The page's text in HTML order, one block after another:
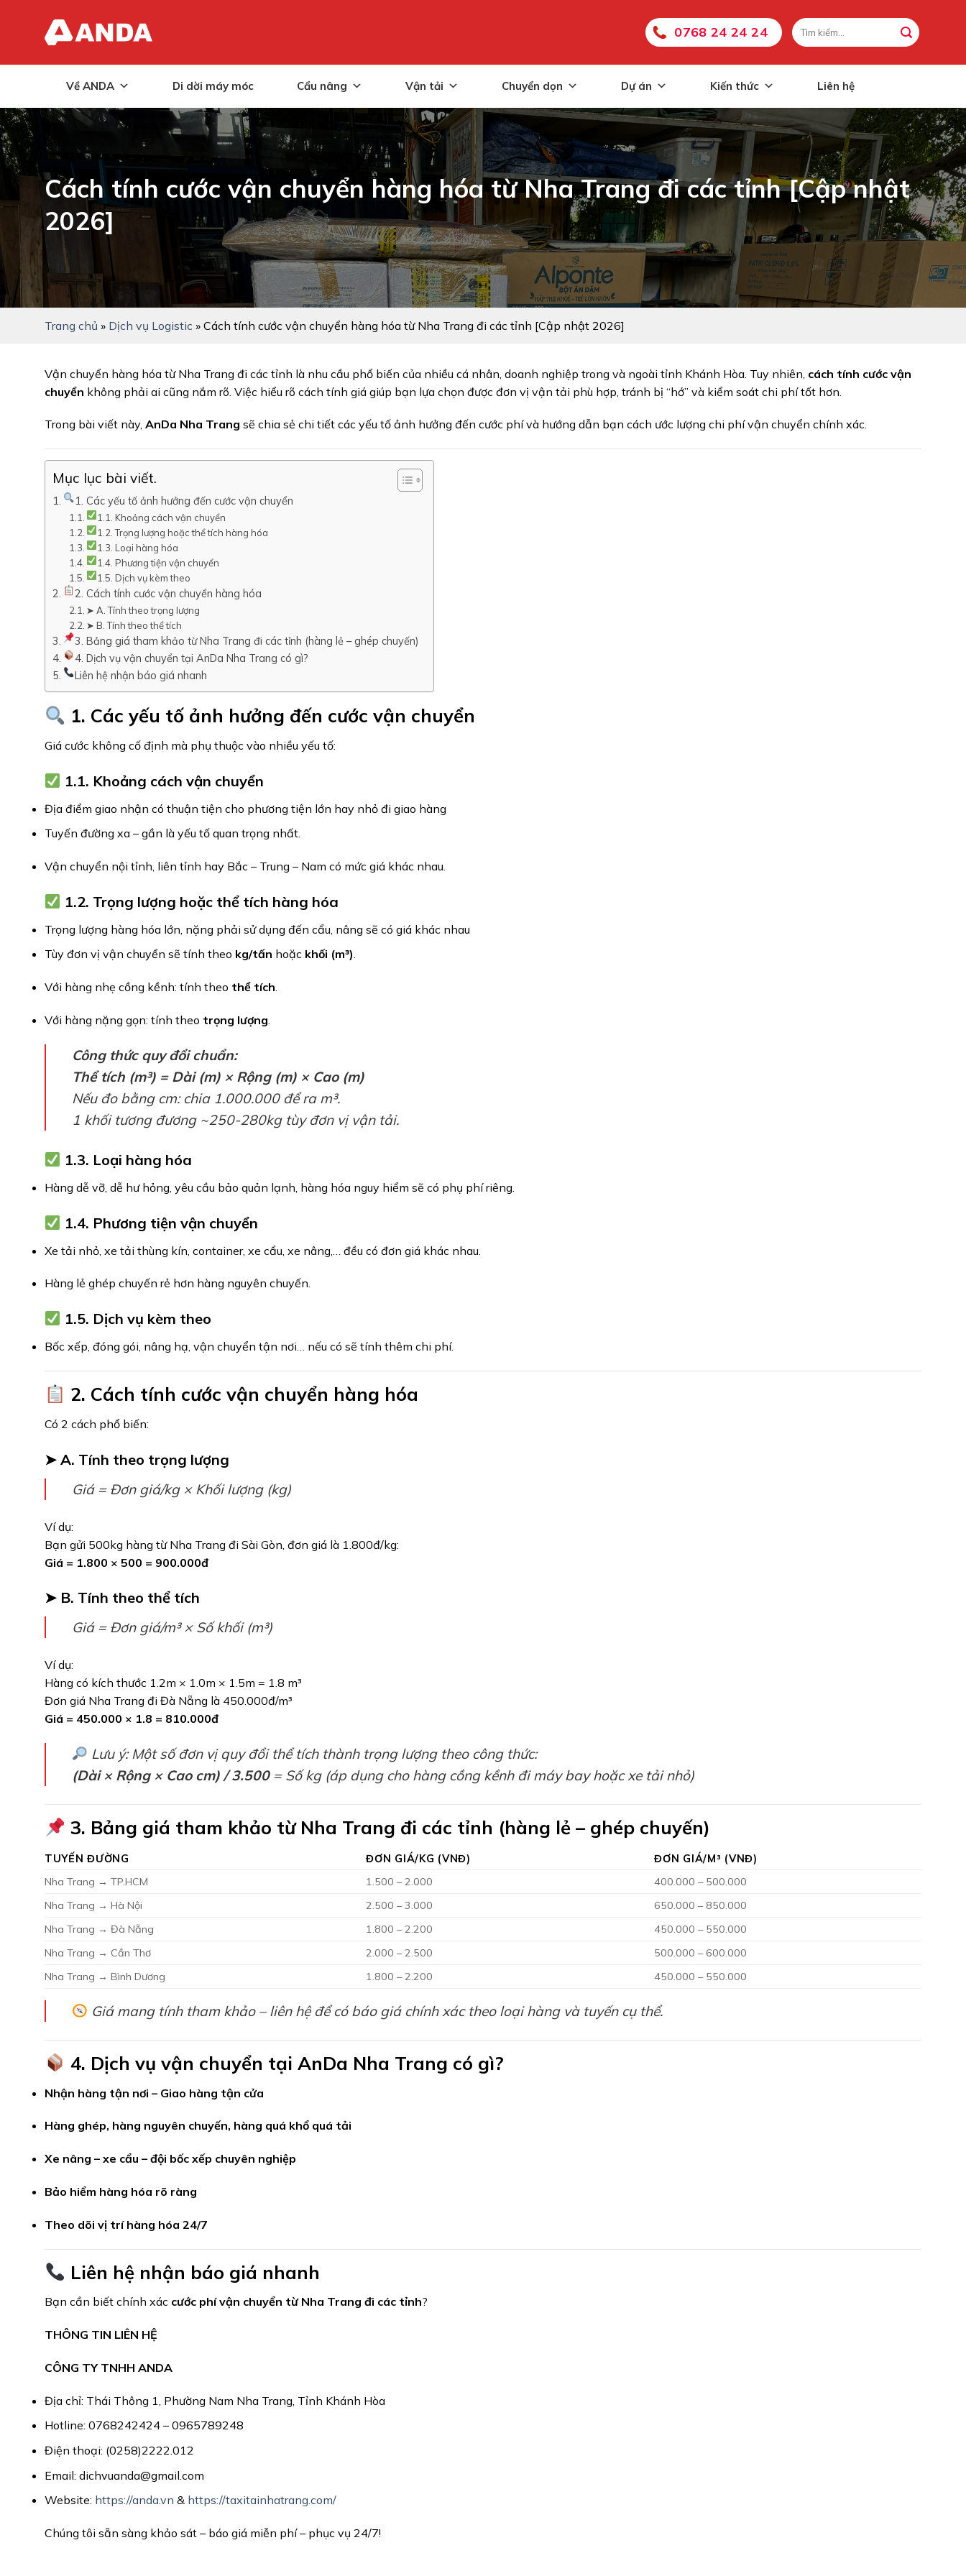
0768 24 24 24
Về ANDA Di dời máy móc Cẩu nâng Vận tải Chuyển dọn Dự án Kiến thức Liên hệ
Cách tính cước vận chuyển hàng hóa từ Nha Trang đi các tỉnh [Cập nhật
2026]
Trang chủ » Dịch vụ Logistic » Cách tính cước vận chuyển hàng hóa từ Nha Trang đi các tỉnh [Cập nhật 2026]
Vận chuyển hàng hóa từ Nha Trang đi các tỉnh là nhu cầu phổ biến của nhiều cá nhân, doanh nghiệp trong và ngoài tỉnh Khánh Hòa. Tuy nhiên, cách tính cước vận
chuyển không phải ai cũng nắm rõ. Việc hiểu rõ cách tính giá giúp bạn lựa chọn được đơn vị vận tải phù hợp, tránh bị “hớ” và kiểm soát chi phí tốt hơn.
Trong bài viết này, AnDa Nha Trang sẽ chia sẻ chi tiết các yếu tố ảnh hưởng đến cước phí và hướng dẫn bạn cách ước lượng chi phí vận chuyển chính xác.
Mục lục bài viết.
1. Các yếu tố ảnh hưởng đến cước vận chuyển
1.1. Khoảng cách vận chuyển
1.2. Trọng lượng hoặc thể tích hàng hóa
1.3. Loại hàng hóa
1.4. Phương tiện vận chuyển
1.5. Dịch vụ kèm theo
2. Cách tính cước vận chuyển hàng hóa
➤ A. Tính theo trọng lượng
➤ B. Tính theo thể tích
3. Bảng giá tham khảo từ Nha Trang đi các tỉnh (hàng lẻ – ghép chuyến)
4. Dịch vụ vận chuyển tại AnDa Nha Trang có gì?
Liên hệ nhận báo giá nhanh
1. Các yếu tố ảnh hưởng đến cước vận chuyển
Giá cước không cố định mà phụ thuộc vào nhiều yếu tố:
1.1. Khoảng cách vận chuyển
Địa điểm giao nhận có thuận tiện cho phương tiện lớn hay nhỏ đi giao hàng
Tuyến đường xa – gần là yếu tố quan trọng nhất.
Vận chuyển nội tỉnh, liên tỉnh hay Bắc – Trung – Nam có mức giá khác nhau.
1.2. Trọng lượng hoặc thể tích hàng hóa
Trọng lượng hàng hóa lớn, nặng phải sử dụng đến cẩu, nâng sẽ có giá khác nhau
Tùy đơn vị vận chuyển sẽ tính theo kg/tấn hoặc khối (m³).
Với hàng nhẹ cồng kềnh: tính theo thể tích.
Với hàng nặng gọn: tính theo trọng lượng.
Công thức quy đổi chuẩn:
Thể tích (m³) = Dài (m) × Rộng (m) × Cao (m)
Nếu đo bằng cm: chia 1.000.000 để ra m³.
1 khối tương đương ~250-280kg tùy đơn vị vận tải.
1.3. Loại hàng hóa
Hàng dễ vỡ, dễ hư hỏng, yêu cầu bảo quản lạnh, hàng hóa nguy hiểm sẽ có phụ phí riêng.
1.4. Phương tiện vận chuyển
Xe tải nhỏ, xe tải thùng kín, container, xe cẩu, xe nâng,… đều có đơn giá khác nhau.
Hàng lẻ ghép chuyến rẻ hơn hàng nguyên chuyến.
1.5. Dịch vụ kèm theo
Bốc xếp, đóng gói, nâng hạ, vận chuyển tận nơi… nếu có sẽ tính thêm chi phí.
2. Cách tính cước vận chuyển hàng hóa
Có 2 cách phổ biến:
➤ A. Tính theo trọng lượng
Giá = Đơn giá/kg × Khối lượng (kg)
Ví dụ:
Bạn gửi 500kg hàng từ Nha Trang đi Sài Gòn, đơn giá là 1.800đ/kg:
Giá = 1.800 × 500 = 900.000đ
➤ B. Tính theo thể tích
Giá = Đơn giá/m³ × Số khối (m³)
Ví dụ:
Hàng có kích thước 1.2m × 1.0m × 1.5m = 1.8 m³
Đơn giá Nha Trang đi Đà Nẵng là 450.000đ/m³
Giá = 450.000 × 1.8 = 810.000đ
Lưu ý:Một số đơn vị quy đổi thể tích thành trọng lượng theo công thức:
(Dài × Rộng × Cao cm) / 3.500= Số kg (áp dụng cho hàng cồng kềnh đi máy bay hoặc xe tải nhỏ)
3. Bảng giá tham khảo từ Nha Trang đi các tỉnh (hàng lẻ – ghép chuyến)
TUYẾN ĐƯỜNG ĐƠN GIÁ/KG (VNĐ)
ĐƠN GIÁ/M³ (VNĐ)
Nha Trang → TP.HCM
1.500 – 2.000
400.000 – 500.000
Nha Trang → Hà Nội
2.500 – 3.000
650.000 – 850.000
Nha Trang → Đà Nẵng
1.800 – 2.200
450.000 – 550.000
Nha Trang → Cần Thơ
2.000 – 2.500
500.000 – 600.000
Nha Trang → Bình Dương
1.800 – 2.200 450.000 – 550.000
Giá mang tính tham khảo – liên hệ để có báo giá chính xác theo loại hàng và tuyến cụ thể.
4. Dịch vụ vận chuyển tại AnDa Nha Trang có gì?
Nhận hàng tận nơi – Giao hàng tận cửa
Hàng ghép, hàng nguyên chuyến, hàng quá khổ quá tải
Xe nâng – xe cẩu – đội bốc xếp chuyên nghiệp
Bảo hiểm hàng hóa rõ ràng
Theo dõi vị trí hàng hóa 24/7
Liên hệ nhận báo giá nhanh
Bạn cần biết chính xác cước phí vận chuyển từ Nha Trang đi các tỉnh?
THÔNG TIN LIÊN HỆ
CÔNG TY TNHH ANDA
Địa chỉ: Thái Thông 1, Phường Nam Nha Trang, Tỉnh Khánh Hòa
Hotline: 0768242424 – 0965789248
Điện thoại: (0258)2222.012
Email: dichvuanda@gmail.com
Website: https://anda.vn & https://taxitainhatrang.com/
Chúng tôi sẵn sàng khảo sát – báo giá miễn phí – phục vụ 24/7!